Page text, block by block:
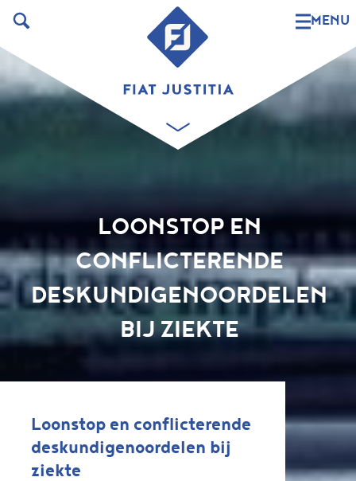
MENU
LOONSTOP EN
CONFLICTERENDE
DESKUNDIGENOORDELEN
BIJ ZIEKTE
Loonstop en conflicterende
deskundigenoordelen bij
ziekte